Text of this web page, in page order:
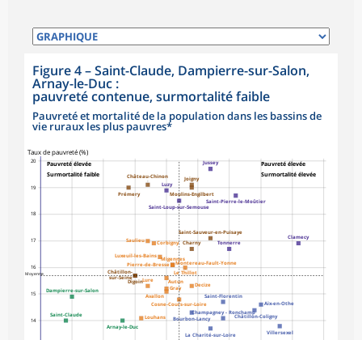
Figure 4–Saint-Claude, Dampierre-sur-Salon,
Arnay-le-Duc :
pauvreté contenue, surmortalité faible
Pauvreté et mortalité de la population dans les bassins de
vie ruraux les plus pauvres*
14
15
16
17
18
19
20
Taux de pauvreté (%)
Clamecy
Luzy
Saint-Pierre-le-Moûtier
Jussey
Saint-Loup-sur-Semouse
Tonnerre
Aix-en-Othe
Châtillon-Coligny
La Charité-sur-Loire
Champagney - Ronchamp
Villersexel
Bourbon-Lancy
Saint-Florentin
Château-Chinon
Moulins-Engilbert
Prémery
Digoin
Charny
Joigny
Saint-Sauveur-en-Puisaye
Châtillon-
sur-Seine
Saulieu Corbigny
Cosne-Cours-sur-Loire
Decize
Gray
Lure
Luxeuil-les-Bains
Autun
Louhans
Pierre-de-Bresse Montereau-Fault-Yonne
Le Thillot
Avallon
Migennes
Arnay-le-Duc
Saint-Claude
Dampierre-sur-Salon
Pauvreté élevée
Surmortalité faible
Pauvreté élevée
Surmortalité élevée
Moyenne